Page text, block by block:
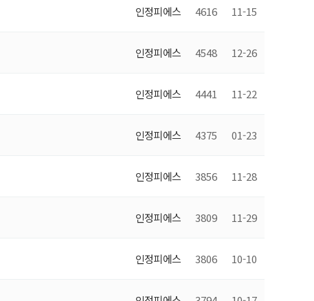
인정피에스 4616 11-15
인정피에스 4548 12-26
인정피에스 4441 11-22
인정피에스 4375 01-23
인정피에스 3856 11-28
인정피에스 3809 11-29
인정피에스 3806 10-10